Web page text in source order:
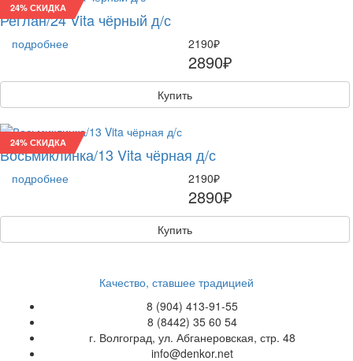
24% СКИДКА
Реглан/24 Vita чёрный д/с
подробнее 2190₽
2890₽
Купить
24% СКИДКА
Восьмиклинка/13 Vita чёрная д/с
подробнее 2190₽
2890₽
Купить
Качество, ставшее традицией
8 (904) 413-91-55
8 (8442) 35 60 54
г. Волгоград, ул. Абганеровская, стр. 48
info@denkor.net